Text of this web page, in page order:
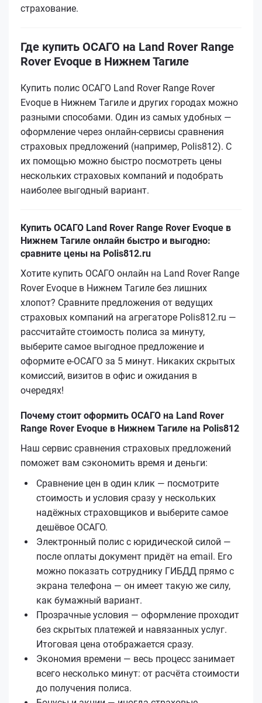
страхование.
Где купить ОСАГО на Land Rover Range
Rover Evoque в Нижнем Тагиле
Купить полис ОСАГО Land Rover Range Rover
Evoque в Нижнем Тагиле и других городах можно
разными способами. Один из самых удобных —
оформление через онлайн-сервисы сравнения
страховых предложений (например, Polis812). С
их помощью можно быстро посмотреть цены
нескольких страховых компаний и подобрать
наиболее выгодный вариант.
Купить ОСАГО Land Rover Range Rover Evoque в
Нижнем Тагиле онлайн быстро и выгодно:
сравните цены на Polis812.ru
Хотите купить ОСАГО онлайн на Land Rover Range
Rover Evoque в Нижнем Тагиле без лишних
хлопот? Сравните предложения от ведущих
страховых компаний на агрегаторе Polis812.ru —
рассчитайте стоимость полиса за минуту,
выберите самое выгодное предложение и
оформите е‑ОСАГО за 5 минут. Никаких скрытых
комиссий, визитов в офис и ожидания в
очередях!
Почему стоит оформить ОСАГО на Land Rover
Range Rover Evoque в Нижнем Тагиле на Polis812
Наш сервис сравнения страховых предложений
поможет вам сэкономить время и деньги:
Сравнение цен в один клик — посмотрите
стоимость и условия сразу у нескольких
надёжных страховщиков и выберите самое
дешёвое ОСАГО.
Электронный полис с юридической силой —
после оплаты документ придёт на email. Его
можно показать сотруднику ГИБДД прямо с
экрана телефона — он имеет такую же силу,
как бумажный вариант.
Прозрачные условия — оформление проходит
без скрытых платежей и навязанных услуг.
Итоговая цена отображается сразу.
Экономия времени — весь процесс занимает
всего несколько минут: от расчёта стоимости
до получения полиса.